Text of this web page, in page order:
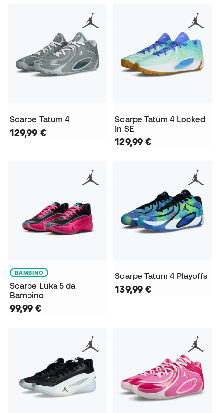
Scarpe Tatum 4
129,99 €
Scarpe Tatum 4 Locked
In SE
129,99 €
BAMBINO
Scarpe Luka 5 da
Bambino
99,99 €
Scarpe Tatum 4 Playoffs
139,99 €